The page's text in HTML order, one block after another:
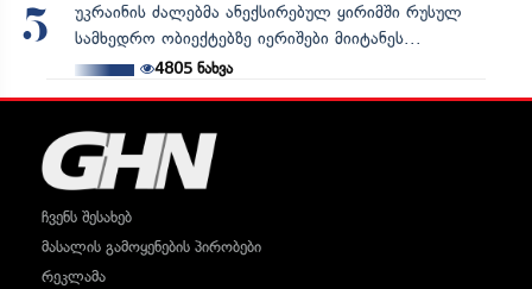
5
უკრაინის ძალებმა ანექსირებულ ყირიმში რუსულ
სამხედრო ობიექტებზე იერიშები მიიტანეს...
4805ნახვა
ჩვენს შესახებ
მასალის გამოყენების პირობები
რეკლამა